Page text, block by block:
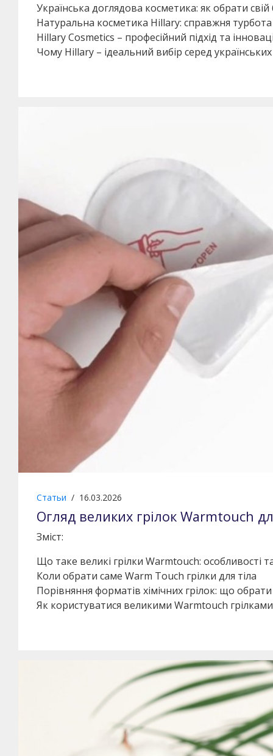
Українська доглядова косметика: як обрати
Натуральна косметика Hillary: справжня
Hillary Cosmetics – професійний підхід та
Чому Hillary – ідеальний вибір серед
Статьи / 16.03.2026
Огляд великих грілок Warmtouch
Зміст:
Що таке великі грілки Warmtouch: особливості
Коли обрати саме Warm Touch грілки для тіла
Порівняння форматів хімічних грілок: що
Як користуватися великими Warmtouch грілками